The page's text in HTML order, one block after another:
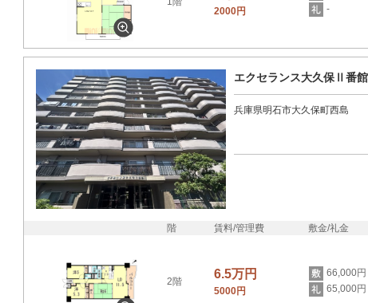
2000円
-
エクセランス大久保Ⅱ番館
兵庫県明石市大久保町西島
階 賃料/管理費 敷金/礼金
2階
6.5万円
5000円
66,000円
65,000円